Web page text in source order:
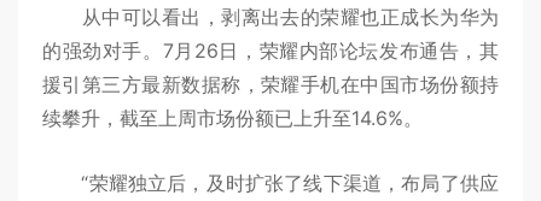
从中可以看出，剥离出去的荣耀也正成长为华为
的强劲对手。7月26日，荣耀内部论坛发布通告，其
援引第三方最新数据称，荣耀手机在中国市场份额持
续攀升，截至上周市场份额已上升至14.6%。
“荣耀独立后，及时扩张了线下渠道，布局了供应